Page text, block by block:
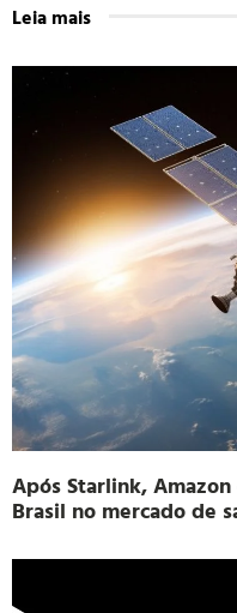
Leia mais
Após Starlink,
Brasil no mercado de